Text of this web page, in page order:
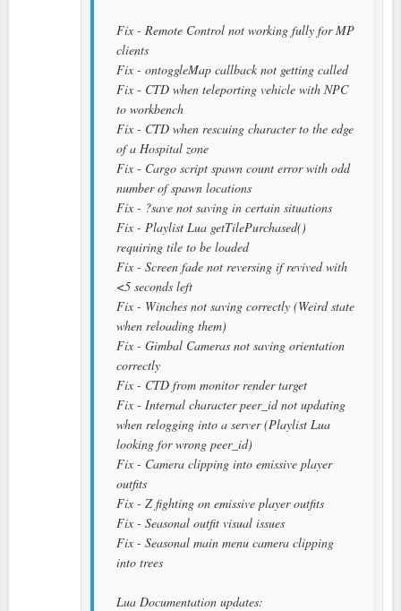
Fix - Remote Control not working fully for MP
clients
Fix - ontoggleMap callback not getting called
Fix - CTD when teleporting vehicle with NPC
to workbench
Fix - CTD when rescuing character to the edge
of a Hospital zone
Fix - Cargo script spawn count error with odd
number of spawn locations
Fix - ?save not saving in certain situations
Fix - Playlist Lua getTilePurchased()
requiring tile to be loaded
Fix - Screen fade not reversing if revived with
<5 seconds left
Fix - Winches not saving correctly (Weird state
when reloading them)
Fix - Gimbal Cameras not saving orientation
correctly
Fix - CTD from monitor render target
Fix - Internal character peer_id not updating
when relogging into a server (Playlist Lua
looking for wrong peer_id)
Fix - Camera clipping into emissive player
outfits
Fix - Z fighting on emissive player outfits
Fix - Seasonal outfit visual issues
Fix - Seasonal main menu camera clipping
into trees
Lua Documentation updates: